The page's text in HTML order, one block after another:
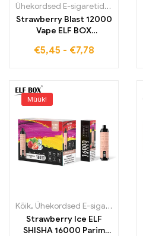
Ühekordsed E-sigaretid
,
Strawberry Blast 12000
Vape ELF BOX
Turvaline saatmine Kiire
€5,45 - €7,78
Müük!
Kõik, Ühekordsed E-sigaretid
Strawberry Ice ELF
SHISHA 16000 Parim